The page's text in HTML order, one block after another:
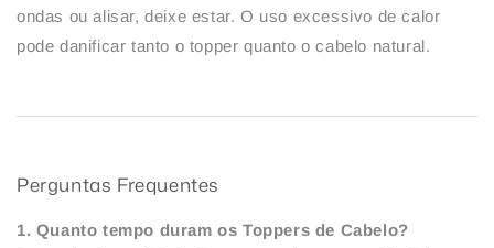
ondas ou alisar, deixe estar. O uso excessivo de calor
pode danificar tanto o topper quanto o cabelo natural.
Perguntas Frequentes
1. Quanto tempo duram os Toppers de Cabelo?